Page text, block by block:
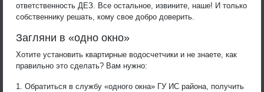
ответственность ДЕЗ. Все остальное, извините, наше! И только
собственнику решать, кому свое добро доверить.
Загляни в «одно окно»
Хотите установить квартирные водосчетчики и не знаете, как
правильно это сделать? Вам нужно:
1. Обратиться в службу «одного окна» ГУ ИС района, получить